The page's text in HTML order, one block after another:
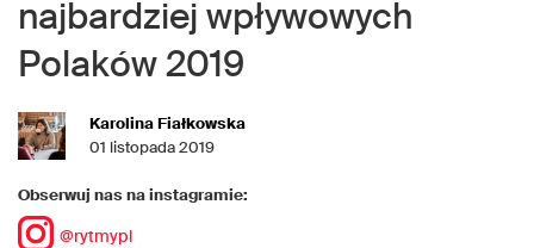
najbardziej wpływowych
Polaków 2019
Karolina Fiałkowska
01 listopada 2019
Obserwuj nas na instagramie:
@rytmypl